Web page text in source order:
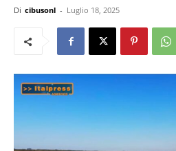
Di cibusonl - Luglio 18, 2025